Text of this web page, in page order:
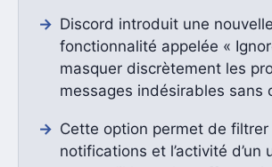
Discord introduit une nouvelle
fonctionnalité appelée «
masquer discrètement les
messages indésirables sans
Cette option permet de filtrer
notifications et l’activité d’un